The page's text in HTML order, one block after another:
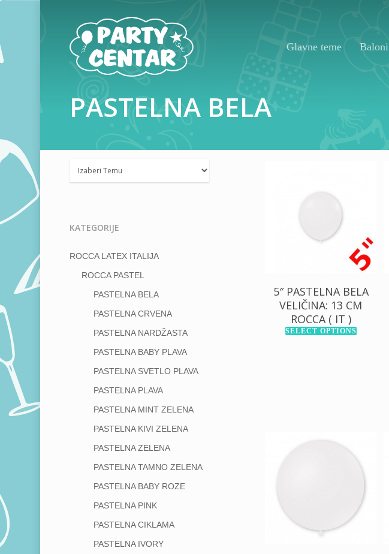
Glavne teme Baloni
PASTELNA BELA
KATEGORIJE
ROCCA LATEX ITALIJA
ROCCA PASTEL
PASTELNA BELA
PASTELNA CRVENA
PASTELNA NARDŽASTA
PASTELNA BABY PLAVA
PASTELNA SVETLO PLAVA
PASTELNA PLAVA
PASTELNA MINT ZELENA
PASTELNA KIVI ZELENA
PASTELNA ZELENA
PASTELNA TAMNO ZELENA
PASTELNA BABY ROZE
PASTELNA PINK
PASTELNA CIKLAMA
PASTELNA IVORY
RSD
5″ PASTELNA BELA
VELIČINA: 13 CM
ROCCA ( IT )
SELECT OPTIONS